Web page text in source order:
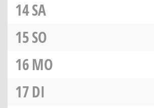
14SA
15SO
16MO
17DI